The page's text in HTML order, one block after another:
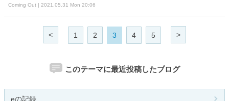
Coming Out | 2021.05.31 Mon 20:06
< 1 2 3 4 5 >
このテーマに最近投稿したブログ
eの記録